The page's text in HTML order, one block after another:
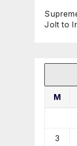
Jolt to
M
3